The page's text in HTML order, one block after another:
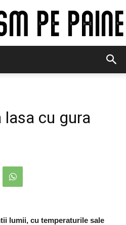
lasa cu gura
lumii, cu temperaturile sale